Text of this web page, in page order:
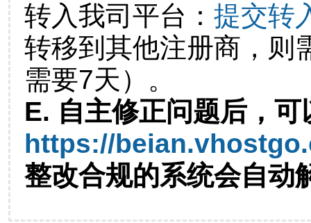
转入我司平台： 提交转
转移到其他注册商，则
需要7天）。
E. 自主修正问题后，可
https://
整改合规的系统会自动